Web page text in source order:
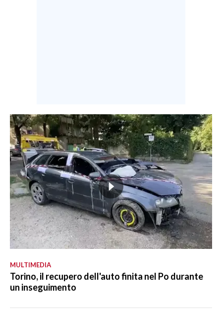
MULTIMEDIA
Torino, il recupero dell'auto finita nel Po durante
un inseguimento